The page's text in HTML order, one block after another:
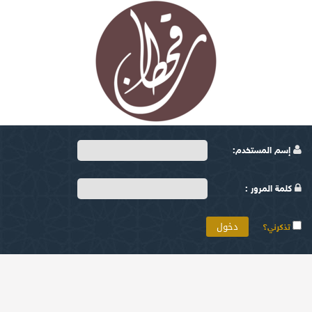
إسم المستخدم:
كلمة المرور :
تذكرني؟